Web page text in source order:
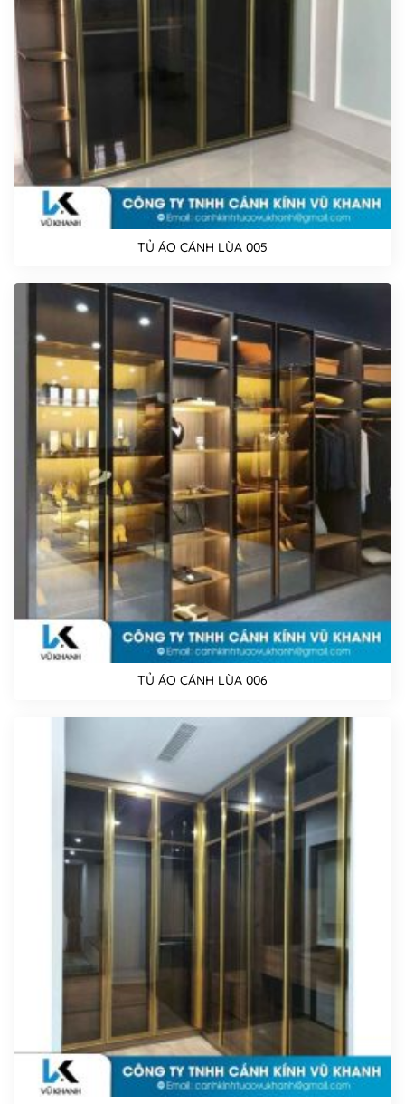
TỦ ÁO CÁNH LÙA 005
TỦ ÁO CÁNH LÙA 006